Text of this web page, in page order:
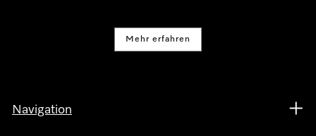
Mehr erfahren
Navigation